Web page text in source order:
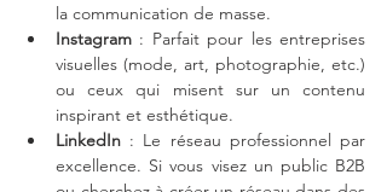
la communication de masse.
Instagram : Parfait pour les entreprises
visuelles (mode, art, photographie, etc.)
ou ceux qui misent sur un contenu
inspirant et esthétique.
LinkedIn : Le réseau professionnel par
excellence. Si vous visez un public B2B